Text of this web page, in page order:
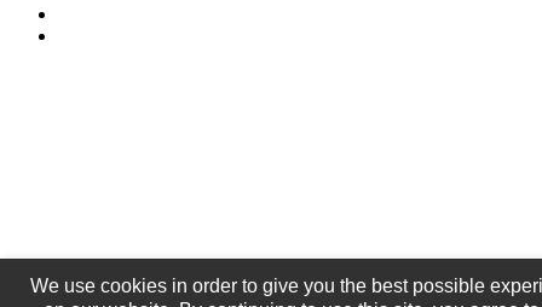
We use cookies in order to give you the best possible